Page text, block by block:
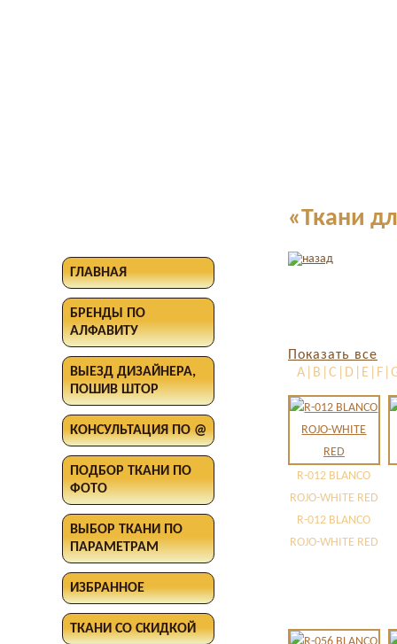
ГЛАВНАЯ
БРЕНДЫ ПО
АЛФАВИТУ
ВЫЕЗД ДИЗАЙНЕРА,
ПОШИВ ШТОР
КОНСУЛЬТАЦИЯ ПО @
ПОДБОР ТКАНИ ПО
ФОТО
ВЫБОР ТКАНИ ПО
ПАРАМЕТРАМ
ИЗБРАННОЕ
ТКАНИ СО СКИДКОЙ
«Ткани
Показать все
R-012 BLANCO
ROJO-WHITE RED
R-012 BLANCO
ROJO-WHITE RED